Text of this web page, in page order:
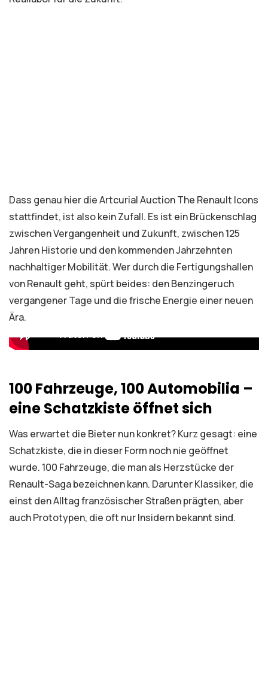
Dass genau hier die Artcurial Auction The Renault Icons
stattfindet, ist also kein Zufall. Es ist ein Brückenschlag
zwischen Vergangenheit und Zukunft, zwischen 125
Jahren Historie und den kommenden Jahrzehnten
nachhaltiger Mobilität. Wer durch die Fertigungshallen
von Renault geht, spürt beides: den Benzingeruch
vergangener Tage und die frische Energie einer neuen
Ära.
100 Fahrzeuge, 100 Automobilia –
eine Schatzkiste öffnet sich
Was erwartet die Bieter nun konkret? Kurz gesagt: eine
Schatzkiste, die in dieser Form noch nie geöffnet
wurde. 100 Fahrzeuge, die man als Herzstücke der
Renault-Saga bezeichnen kann. Darunter Klassiker, die
einst den Alltag französischer Straßen prägten, aber
auch Prototypen, die oft nur Insidern bekannt sind.